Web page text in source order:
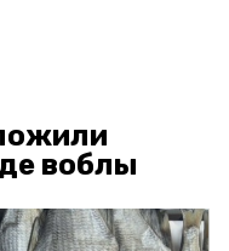
воблы